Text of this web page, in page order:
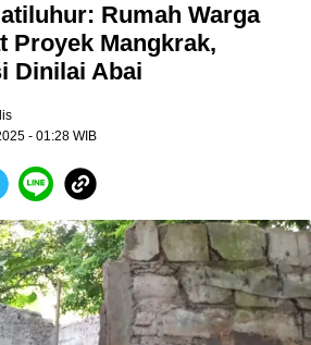
Rumah Warga
Proyek Mangkrak,
Dinilai Abai
- 01:28 WIB